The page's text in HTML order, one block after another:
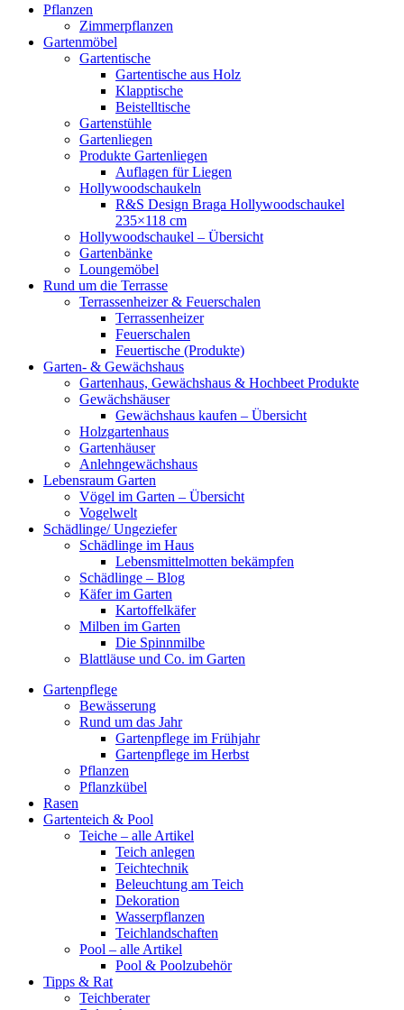
Pflanzen
Zimmerpflanzen
Gartenmöbel
Gartentische
Gartentische aus Holz
Klapptische
Beistelltische
Gartenstühle
Gartenliegen
Produkte Gartenliegen
Auflagen für Liegen
Hollywoodschaukeln
R&S Design Braga Hollywoodschaukel
235×118 cm
Hollywoodschaukel – Übersicht
Gartenbänke
Loungemöbel
Rund um die Terrasse
Terrassenheizer & Feuerschalen
Terrassenheizer
Feuerschalen
Feuertische (Produkte)
Garten- & Gewächshaus
Gartenhaus, Gewächshaus & Hochbeet Produkte
Gewächshäuser
Gewächshaus kaufen – Übersicht
Holzgartenhaus
Gartenhäuser
Anlehngewächshaus
Lebensraum Garten
Vögel im Garten – Übersicht
Vogelwelt
Schädlinge/ Ungeziefer
Schädlinge im Haus
Lebensmittelmotten bekämpfen
Schädlinge – Blog
Käfer im Garten
Kartoffelkäfer
Milben im Garten
Die Spinnmilbe
Blattläuse und Co. im Garten
Gartenpflege
Bewässerung
Rund um das Jahr
Gartenpflege im Frühjahr
Gartenpflege im Herbst
Pflanzen
Pflanzkübel
Rasen
Gartenteich & Pool
Teiche – alle Artikel
Teich anlegen
Teichtechnik
Beleuchtung am Teich
Dekoration
Wasserpflanzen
Teichlandschaften
Pool – alle Artikel
Pool & Poolzubehör
Tipps & Rat
Teichberater